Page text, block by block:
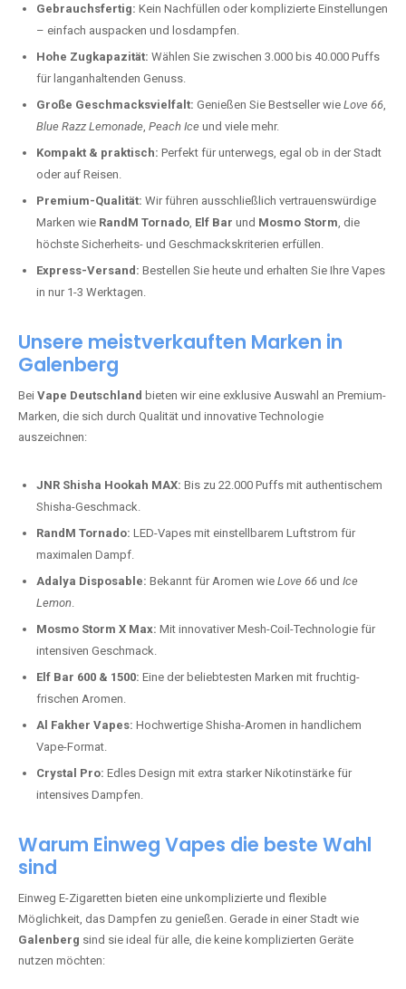
Gebrauchsfertig: Kein Nachfüllen oder komplizierte Einstellungen
– einfach auspacken und losdampfen.
Hohe Zugkapazität: Wählen Sie zwischen 3.000 bis 40.000 Puffs
für langanhaltenden Genuss.
Große Geschmacksvielfalt: Genießen Sie Bestseller wie Love 66,
Blue Razz Lemonade, Peach Ice und viele mehr.
Kompakt & praktisch: Perfekt für unterwegs, egal ob in der Stadt
oder auf Reisen.
Premium-Qualität: Wir führen ausschließlich vertrauenswürdige
Marken wie RandM Tornado, Elf Bar und Mosmo Storm, die
höchste Sicherheits- und Geschmackskriterien erfüllen.
Express-Versand: Bestellen Sie heute und erhalten Sie Ihre Vapes
in nur 1-3 Werktagen.
Unsere meistverkauften Marken in
Galenberg
Bei Vape Deutschland bieten wir eine exklusive Auswahl an Premium-
Marken, die sich durch Qualität und innovative Technologie
auszeichnen:
JNR Shisha Hookah MAX: Bis zu 22.000 Puffs mit authentischem
Shisha-Geschmack.
RandM Tornado: LED-Vapes mit einstellbarem Luftstrom für
maximalen Dampf.
Adalya Disposable: Bekannt für Aromen wie Love 66 und Ice
Lemon.
Mosmo Storm X Max: Mit innovativer Mesh-Coil-Technologie für
intensiven Geschmack.
Elf Bar 600 & 1500: Eine der beliebtesten Marken mit fruchtig-
frischen Aromen.
Al Fakher Vapes: Hochwertige Shisha-Aromen in handlichem
Vape-Format.
Crystal Pro: Edles Design mit extra starker Nikotinstärke für
intensives Dampfen.
Warum Einweg Vapes die beste Wahl
sind
Einweg E-Zigaretten bieten eine unkomplizierte und flexible
Möglichkeit, das Dampfen zu genießen. Gerade in einer Stadt wie
Galenberg sind sie ideal für alle, die keine komplizierten Geräte
nutzen möchten: